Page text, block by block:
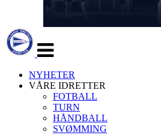
navigasjon
NYHETER
VÅRE IDRETTER
FOTBALL
TURN
HÅNDBALL
SVØMMING